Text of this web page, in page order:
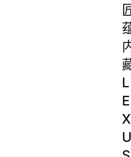
L
E
X
U